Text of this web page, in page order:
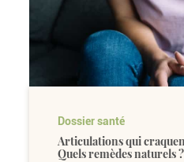
Dossier santé
Articulations qui
Quels remèdes naturels ?